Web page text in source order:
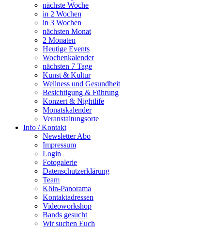
nächste Woche
in 2 Wochen
in 3 Wochen
nächsten Monat
2 Monaten
Heutige Events
Wochenkalender
nächsten 7 Tage
Kunst & Kultur
Wellness und Gesundheit
Besichtigung & Führung
Konzert & Nightlife
Monatskalender
Veranstaltungsorte
Info / Kontakt
Newsletter Abo
Impressum
Login
Fotogalerie
Datenschutzerklärung
Team
Köln-Panorama
Kontaktadressen
Videoworkshop
Bands gesucht
Wir suchen Euch